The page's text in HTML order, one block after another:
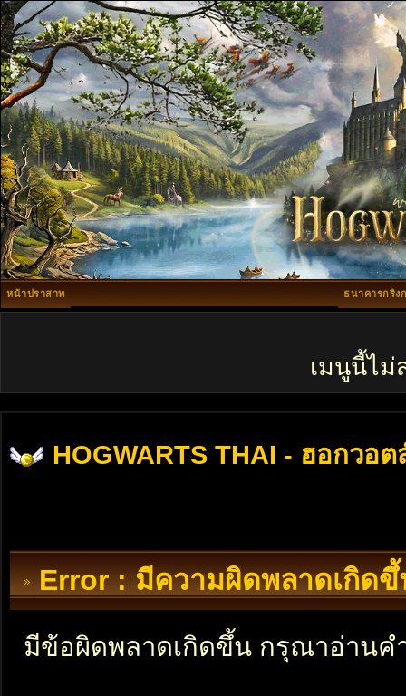
หน้าปราสาท ธนาคารกริง
เมนูนี้ไม่
HOGWARTS THAI - ฮอกวอต
Error : มีความผิดพลาดเกิดขึ้
มีข้อผิดพลาดเกิดขึ้น กรุณาอ่านค